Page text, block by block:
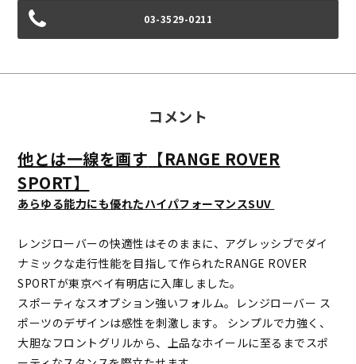
03-3529-0211
コメント
他とは一線を画す 【RANGE ROVER
SPORT】
あらゆる能力にも優れたハイパフォーマンスSUV
レンジローバーの快適性はそのままに、アグレッシブでダイ
ナミックな走行性能を目指して作られたRANGE ROVER
SPORTが東京ベイ有明店に入庫しました。
スポーティなスオプション強いフォルム。レンジローバー ス
ポーツのデザインは感性を刺激します。 シンプルで力強く、
大胆なフロントグリルから、上品なホイールに至るまでスポ